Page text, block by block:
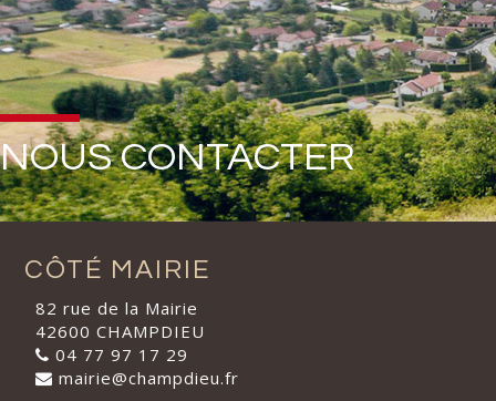
NOUS CONTACTER
CÔTÉ MAIRIE
82 rue de la Mairie
42600 CHAMPDIEU
04 77 97 17 29
mairie@champdieu.fr